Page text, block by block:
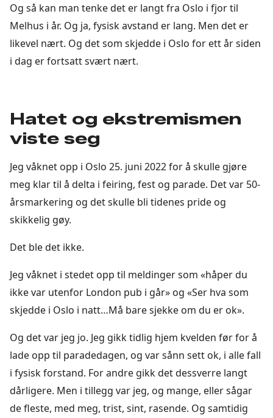
Og så kan man tenke det er langt fra Oslo i fjor til
Melhus i år. Og ja, fysisk avstand er lang. Men det er
likevel nært. Og det som skjedde i Oslo for ett år siden
i dag er fortsatt svært nært.
Hatet og ekstremismen
viste seg
Jeg våknet opp i Oslo 25. juni 2022 for å skulle gjøre
meg klar til å delta i feiring, fest og parade. Det var 50-
årsmarkering og det skulle bli tidenes pride og
skikkelig gøy.
Det ble det ikke.
Jeg våknet i stedet opp til meldinger som «håper du
ikke var utenfor London pub i går» og «Ser hva som
skjedde i Oslo i natt…Må bare sjekke om du er ok».
Og det var jeg jo. Jeg gikk tidlig hjem kvelden før for å
lade opp til paradedagen, og var sånn sett ok, i alle fall
i fysisk forstand. For andre gikk det dessverre langt
dårligere. Men i tillegg var jeg, og mange, eller sågar
de fleste, med meg, trist, sint, rasende. Og samtidig